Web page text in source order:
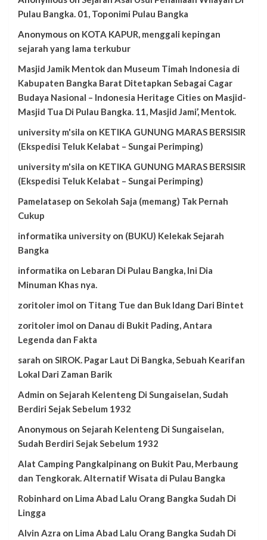
Pulau Bangka. 01, Toponimi Pulau Bangka
Anonymous on KOTA KAPUR, menggali kepingan
sejarah yang lama terkubur
Masjid Jamik Mentok dan Museum Timah Indonesia di
Kabupaten Bangka Barat Ditetapkan Sebagai Cagar
Budaya Nasional – Indonesia Heritage Cities on Masjid-
Masjid Tua Di Pulau Bangka. 11, Masjid Jami’, Mentok.
university m'sila on KETIKA GUNUNG MARAS BERSISIR
(Ekspedisi Teluk Kelabat – Sungai Perimping)
university m'sila on KETIKA GUNUNG MARAS BERSISIR
(Ekspedisi Teluk Kelabat – Sungai Perimping)
Pamelatasep on Sekolah Saja (memang) Tak Pernah
Cukup
informatika university on (BUKU) Kelekak Sejarah
Bangka
informatika on Lebaran Di Pulau Bangka, Ini Dia
Minuman Khas nya.
zoritoler imol on Titang Tue dan Buk Idang Dari Bintet
zoritoler imol on Danau di Bukit Pading, Antara
Legenda dan Fakta
sarah on SIROK. Pagar Laut Di Bangka, Sebuah Kearifan
Lokal Dari Zaman Barik
Admin on Sejarah Kelenteng Di Sungaiselan, Sudah
Berdiri Sejak Sebelum 1932
Anonymous on Sejarah Kelenteng Di Sungaiselan,
Sudah Berdiri Sejak Sebelum 1932
Alat Camping Pangkalpinang on Bukit Pau, Merbaung
dan Tengkorak. Alternatif Wisata di Pulau Bangka
Robinhard on Lima Abad Lalu Orang Bangka Sudah Di
Lingga
Alvin Azra on Lima Abad Lalu Orang Bangka Sudah Di